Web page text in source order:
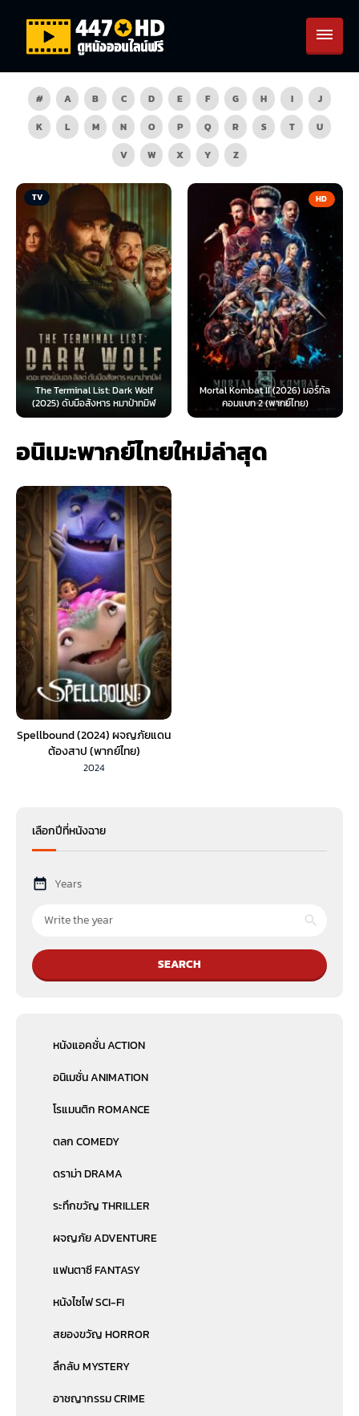
# A B C D E F G H I
J
K
L M N O P Q R S T
U
V
W X Y Z
TV
The Terminal List: Dark Wolf
(2025) ดับมือสังหาร หมาป่าทมิฬ
HD
Mortal Kombat II (2026) มอร์ทัล
คอมแบท 2 (พากย์ไทย)
อนิเมะพากย์ไทยใหม่ล่าสุด
Spellbound (2024) ผจญภัยแดน
ต้องสาป (พากย์ไทย)
2024
เลือกปีที่หนังฉาย
Years
SEARCH
หนังแอคชั่น ACTION
อนิเมชั่น ANIMATION
โรแมนติก ROMANCE
ตลก COMEDY
ดราม่า DRAMA
ระทึกขวัญ THRILLER
ผจญภัย ADVENTURE
แฟนตาซี FANTASY
หนังไซไฟ SCI-FI
สยองขวัญ HORROR
ลึกลับ MYSTERY
อาชญากรรม CRIME